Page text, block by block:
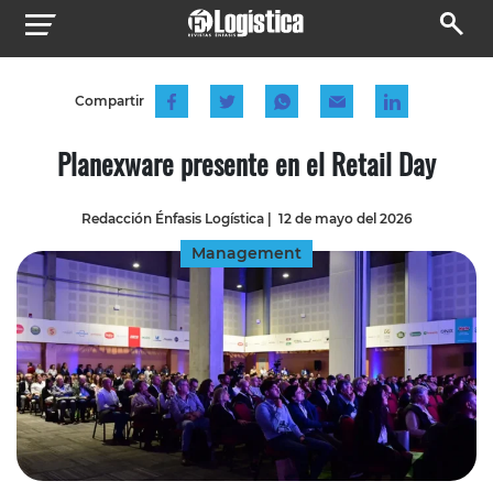
Compartir
Planexware presente en el Retail Day
Redacción Énfasis Logística| 12 de mayo del 2026
Management